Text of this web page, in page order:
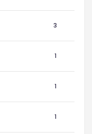
3
1
1
1